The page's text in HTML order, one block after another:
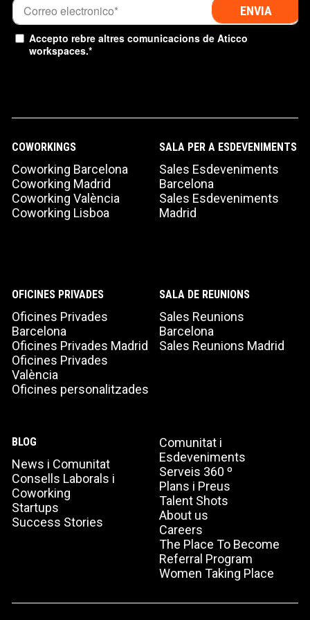
Accepto rebre altres comunicacions de Aticco
workspaces.*
COWORKINGS
Coworking Barcelona
Coworking Madrid
Coworking València
Coworking Lisboa
SALA PER A ESDEVENIMENTS
Sales Esdeveniments
Barcelona
Sales Esdeveniments
Madrid
OFICINES PRIVADES
Oficines Privades
Barcelona
Oficines Privades Madrid
Oficines Privades
València
Oficines personalitzades
SALA DE REUNIONS
Sales Reunions
Barcelona
Sales Reunions Madrid
BLOG
News i Comunitat
Consells Laborals i
Coworking
Startups
Success Stories
Comunitat i
Esdeveniments
Serveis 360 º
Plans i Preus
Talent Shots
About us
Careers
The Place To Become
Referral Program
Women Taking Place